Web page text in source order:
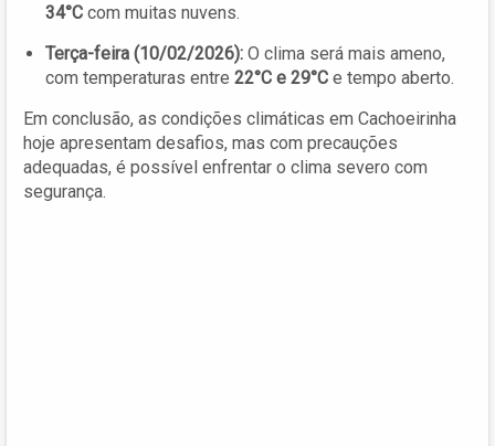
34°C com muitas nuvens.
Terça-feira (10/02/2026): O clima será mais ameno,
com temperaturas entre 22°C e 29°C e tempo aberto.
Em conclusão, as condições climáticas em Cachoeirinha
hoje apresentam desafios, mas com precauções
adequadas, é possível enfrentar o clima severo com
segurança.